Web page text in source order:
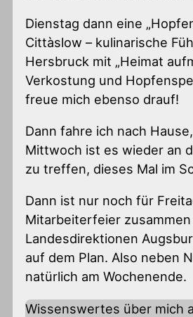
Dienstag dann eine
Cittàslow – kulinarische
Hersbruck mit „Heimat
Verkostung und
freue mich ebenso drauf!
Dann fahre ich nach
Mittwoch ist es wieder an
zu treffen, dieses Mal im
Dann ist nur noch für
Mitarbeiterfeier
Landesdirektionen
auf dem Plan. Also neben
natürlich am Wochenende.
Wissenswertes über mich